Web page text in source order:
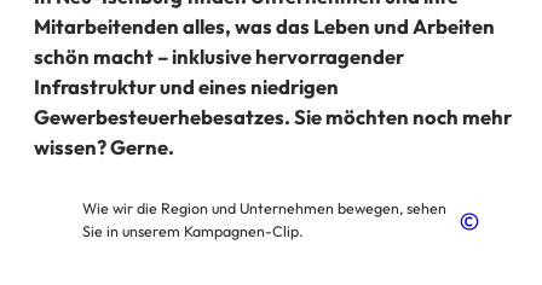
Mitarbeitenden alles, was das Leben und Arbeiten
schön macht – inklusive hervorragender
Infrastruktur und eines niedrigen
Gewerbesteuerhebesatzes. Sie möchten noch mehr
wissen? Gerne.
Wie wir die Region und Unternehmen bewegen, sehen
Sie in unserem Kampagnen-Clip.